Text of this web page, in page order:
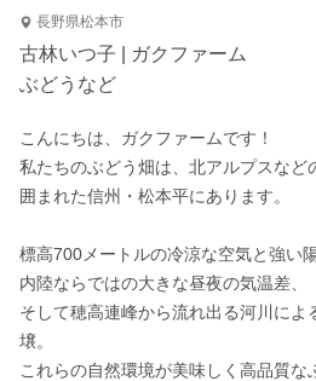
長野県松本市
古林いつ子 | ガクファーム
ぶどうなど
こんにちは、ガクファームです！
私たちのぶどう畑は、北アルプスなど
囲まれた信州・松本平にあります。
標高700メートルの冷涼な空気と強い陽
内陸ならではの大きな昼夜の気温差、
そして穂高連峰から流れ出る河川によ
壌。
これらの自然環境が美味しく高品質な